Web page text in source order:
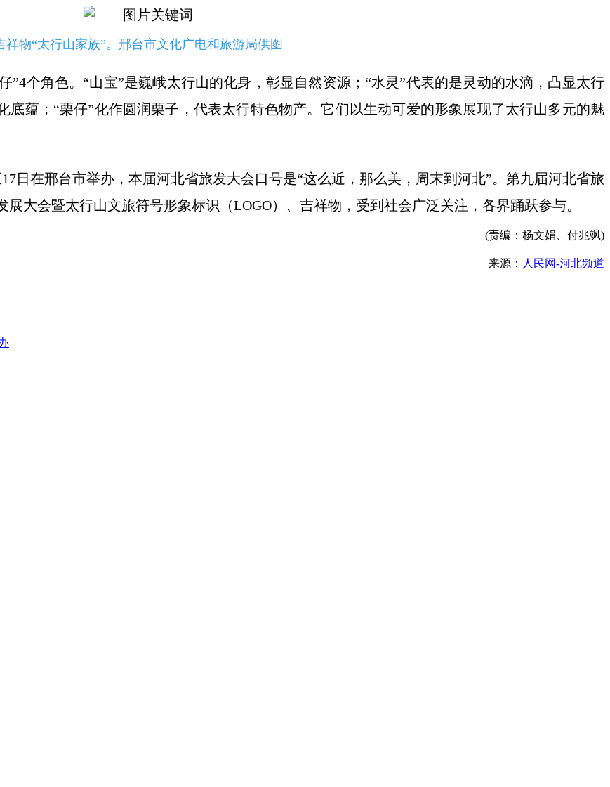
祥物“太行山家族”。邢台市文化广电和旅游局供图
”4个角色。“山宝”是巍峨太行山的化身，彰显自然资源；“水灵”代表的是灵动的水滴，凸显太行
底蕴；“栗仔”化作圆润栗子，代表太行特色物产。它们以生动可爱的形象展现了太行山多元的魅
日在邢台市举办，本届河北省旅发大会口号是“这么近，那么美，周末到河北”。第九届河北省旅
大会暨太行山文旅符号形象标识（LOGO）、吉祥物，受到社会广泛关注，各界踊跃参与。
(责编：杨文娟、付兆飒)
来源： 人民网-河北频道